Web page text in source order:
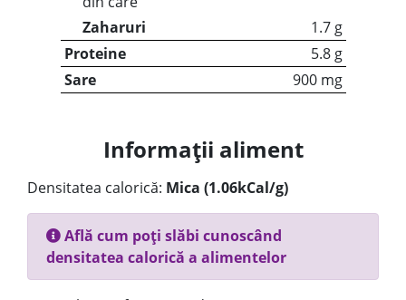
Zaharuri
1.7 g
Proteine
5.8 g
Sare
900 mg
Informații aliment
Densitatea calorică: Mica (1.06kCal/g)
Află cum poți slăbi cunoscând
densitatea calorică a alimentelor